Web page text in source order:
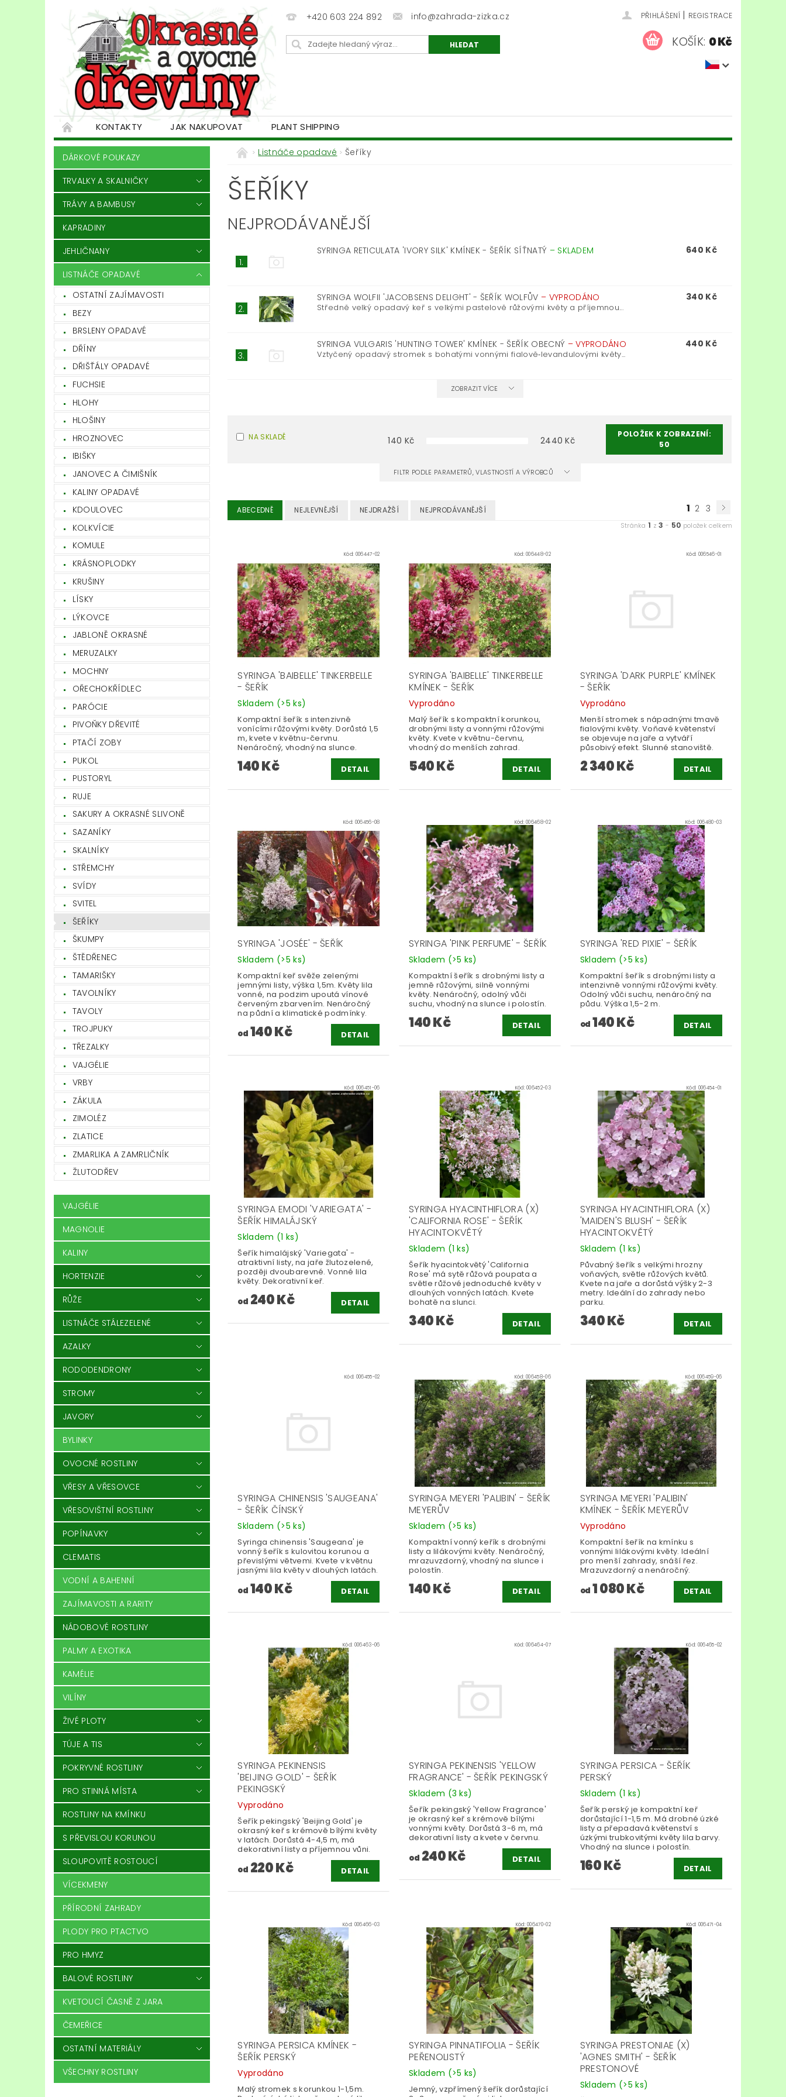
+420 603 224 892 info@zahrada-zizka.cz PŘIHLÁŠENÍ | REGISTRACE
KOŠÍK: 0 Kč
KONTAKTY JAK NAKUPOVAT PLANT SHIPPING
DÁRKOVÉ POUKAZY
TRVALKY A SKALNIČKY
TRÁVY A BAMBUSY
KAPRADINY
JEHLIČNANY
LISTNÁČE OPADAVÉ
OSTATNÍ ZAJÍMAVOSTI
BEZY
BRSLENY OPADAVÉ
DŘÍNY
DŘIŠŤÁLY OPADAVÉ
FUCHSIE
HLOHY
HLOŠINY
HROZNOVEC
IBIŠKY
JANOVEC A ČIMIŠNÍK
KALINY OPADAVÉ
KDOULOVEC
KOLKVÍCIE
KOMULE
KRÁSNOPLODKY
KRUŠINY
LÍSKY
LÝKOVCE
JABLONĚ OKRASNÉ
MERUZALKY
MOCHNY
OŘECHOKŘÍDLEC
PARÓCIE
PIVOŇKY DŘEVITÉ
PTAČÍ ZOBY
PUKOL
PUSTORYL
RUJE
SAKURY A OKRASNÉ SLIVONĚ
SAZANÍKY
SKALNÍKY
STŘEMCHY
SVÍDY
SVITEL
ŠEŘÍKY
ŠKUMPY
ŠTĚDŘENEC
TAMARIŠKY
TAVOLNÍKY
TAVOLY
TROJPUKY
TŘEZALKY
VAJGÉLIE
VRBY
ZÁKULA
ZIMOLÉZ
ZLATICE
ZMARLIKA A ZAMRLIČNÍK
ŽLUTODŘEV
VAJGÉLIE
MAGNOLIE
KALINY
HORTENZIE
RŮŽE
LISTNÁČE STÁLEZELENÉ
AZALKY
RODODENDRONY
STROMY
JAVORY
BYLINKY
OVOCNÉ ROSTLINY
VŘESY A VŘESOVCE
VŘESOVIŠTNÍ ROSTLINY
POPÍNAVKY
CLEMATIS
VODNÍ A BAHENNÍ
ZAJÍMAVOSTI A RARITY
NÁDOBOVÉ ROSTLINY
PALMY A EXOTIKA
KAMÉLIE
VILÍNY
ŽIVÉ PLOTY
TÚJE A TIS
POKRYVNÉ ROSTLINY
PRO STINNÁ MÍSTA
ROSTLINY NA KMÍNKU
S PŘEVISLOU KORUNOU
SLOUPOVITĚ ROSTOUCÍ
VÍCEKMENY
PŘÍRODNÍ ZAHRADY
PLODY PRO PTACTVO
PRO HMYZ
BALOVÉ ROSTLINY
KVETOUCÍ ČASNĚ Z JARA
ČEMEŘICE
OSTATNÍ MATERIÁLY
VŠECHNY ROSTLINY
Listnáče opadavé Šeříky
ŠEŘÍKY
NEJPRODÁVANĚJŠÍ
1.
SYRINGA RETICULATA 'IVORY SILK' KMÍNEK - ŠEŘÍK SÍŤNATÝ – SKLADEM 640 Kč
2.
SYRINGA WOLFII 'JACOBSENS DELIGHT' - ŠEŘÍK WOLFŮV – VYPRODÁNO
Středně velký opadavý keř s velkými pastelově růžovými květy a příjemnou...
340 Kč
3.
SYRINGA VULGARIS 'HUNTING TOWER' KMÍNEK - ŠEŘÍK OBECNÝ –VYPRODÁNO
Vztyčený opadavý stromek s bohatými vonnými fialově‑levandulovými květy...
440 Kč
ZOBRAZIT VÍCE
NA SKLADĚ 140 Kč 2440 Kč
POLOŽEK K ZOBRAZENÍ:
50
FILTR PODLE PARAMETRŮ, VLASTNOSTÍ A VÝROBCŮ
ABECEDNĚ NEJLEVNĚJŠÍ NEJDRAŽŠÍ NEJPRODÁVANĚJŠÍ 1 2 3
Stránka1 z3 - 50 položek celkem
Kód: 006447-02
SYRINGA 'BAIBELLE' TINKERBELLE
- ŠEŘÍK
Skladem (>5 ks)
Kompaktní šeřík s intenzivně
vonícími růžovými květy. Dorůstá 1,5
m, kvete v květnu-červnu.
Nenáročný, vhodný na slunce.
140 Kč DETAIL
Kód:006448-02
SYRINGA 'BAIBELLE' TINKERBELLE
KMÍNEK - ŠEŘÍK
Vyprodáno
Malý šeřík s kompaktní korunkou,
drobnými listy a vonnými růžovými
květy. Kvete v květnu-červnu,
vhodný do menších zahrad.
540 Kč DETAIL
Kód: 006546-01
SYRINGA 'DARK PURPLE' KMÍNEK
- ŠEŘÍK
Vyprodáno
Menší stromek s nápadnými tmavě
fialovými květy. Voňavé květenství
se objevuje na jaře a vytváří
působivý efekt. Slunné stanoviště.
2 340 Kč DETAIL
Kód: 006456-08
SYRINGA 'JOSÉE' - ŠEŘÍK
Skladem (>5 ks)
Kompaktní keř svěže zelenými
jemnými listy, výška 1,5m. Květy lila
vonné, na podzim upoutá vínové
červeným zbarvením. Nenáročný
na půdní a klimatické podmínky.
od 140 Kč DETAIL
Kód:006468-02
SYRINGA 'PINK PERFUME' - ŠEŘÍK
Skladem (>5 ks)
Kompaktní šeřík s drobnými listy a
jemně růžovými, silně vonnými
květy. Nenáročný, odolný vůči
suchu, vhodný na slunce i polostín.
140 Kč DETAIL
Kód: 006480-03
SYRINGA 'RED PIXIE' - ŠEŘÍK
Skladem (>5 ks)
Kompaktní šeřík s drobnými listy a
intenzivně vonnými růžovými květy.
Odolný vůči suchu, nenáročný na
půdu. Výška 1,5-2 m.
od 140 Kč DETAIL
Kód: 006451-06
SYRINGA EMODI 'VARIEGATA' -
ŠEŘÍK HIMALÁJSKÝ
Skladem (1 ks)
Šeřík himalájský 'Variegata' -
atraktivní listy, na jaře žlutozelené,
později dvoubarevné. Vonné lila
květy. Dekorativní keř.
od 240 Kč DETAIL
Kód:006452-03
SYRINGA HYACINTHIFLORA (X)
'CALIFORNIA ROSE' - ŠEŘÍK
HYACINTOKVĚTÝ
Skladem (1 ks)
Šeřík hyacintokvětý 'California
Rose' má sytě růžová poupata a
světle růžové jednoduché květy v
dlouhých vonných latách. Kvete
bohatě na slunci.
340 Kč DETAIL
Kód: 006454-01
SYRINGA HYACINTHIFLORA (X)
'MAIDEN'S BLUSH' - ŠEŘÍK
HYACINTOKVĚTÝ
Skladem (1 ks)
Půvabný šeřík s velkými hrozny
voňavých, světle růžových květů.
Kvete na jaře a dorůstá výšky 2-3
metry. Ideální do zahrady nebo
parku.
340 Kč DETAIL
Kód: 006455-02
SYRINGA CHINENSIS 'SAUGEANA'
- ŠEŘÍK ČÍNSKÝ
Skladem (>5 ks)
Syringa chinensis 'Saugeana' je
vonný šeřík s kulovitou korunou a
převislými větvemi. Kvete v květnu
jasnými lila květy v dlouhých latách.
od 140 Kč DETAIL
Kód:006458-06
SYRINGA MEYERI 'PALIBIN' - ŠEŘÍK
MEYERŮV
Skladem (>5 ks)
Kompaktní vonný keřík s drobnými
listy a lilákovými květy. Nenáročný,
mrazuvzdorný, vhodný na slunce i
polostín.
140 Kč DETAIL
Kód: 006459-06
SYRINGA MEYERI 'PALIBIN'
KMÍNEK - ŠEŘÍK MEYERŮV
Vyprodáno
Kompaktní šeřík na kmínku s
vonnými lilákovými květy. Ideální
pro menší zahrady, snáší řez.
Mrazuvzdorný a nenáročný.
od 1 080 Kč DETAIL
Kód: 006463-06
SYRINGA PEKINENSIS
'BEIJING GOLD' - ŠEŘÍK
PEKINGSKÝ
Vyprodáno
Šeřík pekingský 'Beijing Gold' je
okrasný keř s krémově bílými květy
v latách. Dorůstá 4-4,5 m, má
dekorativní listy a příjemnou vůni.
od 220 Kč DETAIL
Kód:006464-07
SYRINGA PEKINENSIS 'YELLOW
FRAGRANCE' - ŠEŘÍK PEKINGSKÝ
Skladem (3 ks)
Šeřík pekingský 'Yellow Fragrance'
je okrasný keř s krémově bílými
vonnými květy. Dorůstá 3-6 m, má
dekorativní listy a kvete v červnu.
od 240 Kč DETAIL
Kód: 006465-02
SYRINGA PERSICA - ŠEŘÍK
PERSKÝ
Skladem (1 ks)
Šeřík perský je kompaktní keř
dorůstající 1-1,5 m. Má drobné úzké
listy a přepadavá květenství s
úzkými trubkovitými květy lila barvy.
Vhodný na slunce i polostín.
160 Kč DETAIL
Kód: 006466-03
SYRINGA PERSICA KMÍNEK -
ŠEŘÍK PERSKÝ
Vyprodáno
Malý stromek s korunkou 1-1,5m.
Kód:006470-02
SYRINGA PINNATIFOLIA - ŠEŘÍK
PEŘENOLISTÝ
Skladem (>5 ks)
Jemný, vzpřímený šeřík dorůstající
Kód: 006471-04
SYRINGA PRESTONIAE (X)
'AGNES SMITH' - ŠEŘÍK
PRESTONOVÉ
Skladem (>5 ks)